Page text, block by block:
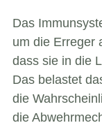
Das
um die Erreger
dass sie in die
Das belastet
die
die